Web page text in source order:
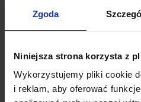
Zgoda
Niniejsza strona korzysta z
Wykorzystujemy pliki cookie
i reklam, aby oferować
posiadają trójwymiarową strukturę